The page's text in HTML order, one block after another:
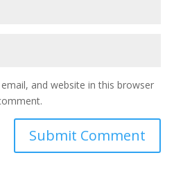
and website in this browser